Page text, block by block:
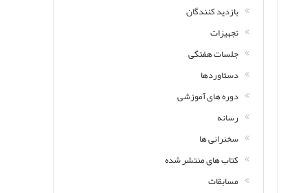
بازدید کنندگان
تجهیزات
جلسات هفتگی
دستاوردها
دوره های آموزشی
رسانه
سخنرانی ها
کتاب های منتشر شده
مسابقات